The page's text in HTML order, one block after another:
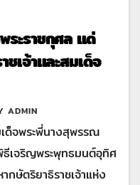
ะราชกุศล แด่
เจ้าและสมเด็จ
ADMIN
ด็จพระพี่นางสุพรรณ
เจริญพระพุทธมนต์อุทิศ
กษัตริยาธิราชเจ้าแห่ง